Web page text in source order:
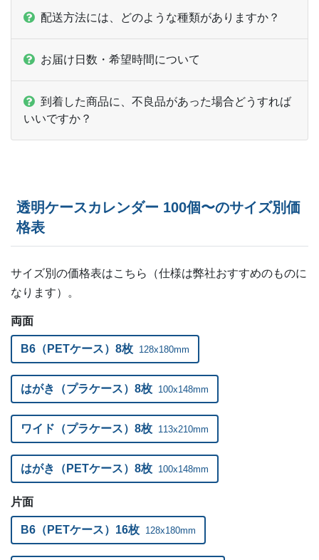
配送方法には、どのような種類がありますか？
お届け日数・希望時間について
到着した商品に、不良品があった場合どうすれば
いいですか？
透明ケースカレンダー 100個〜のサイズ別価
格表
サイズ別の価格表はこちら（仕様は弊社おすすめのものに
なります）。
両面
B6（PETケース）8枚 128x180mm
はがき（プラケース）8枚 100x148mm
ワイド（プラケース）8枚 113x210mm
はがき（PETケース）8枚 100x148mm
片面
B6（PETケース）16枚 128x180mm